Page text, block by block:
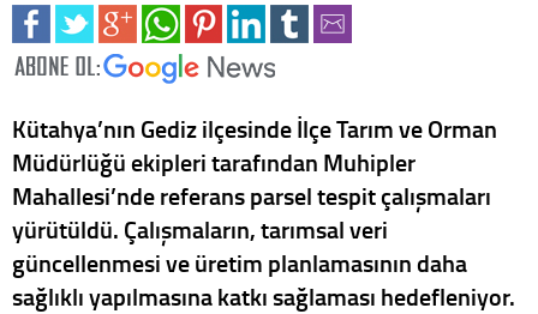
Kütahya’nın Gediz ilçesinde İlçe Tarım ve Orman
Müdürlüğü ekipleri tarafından Muhipler
Mahallesi’nde referans parsel tespit çalışmaları
yürütüldü. Çalışmaların, tarımsal veri
güncellenmesi ve üretim planlamasının daha
sağlıklı yapılmasına katkı sağlaması hedefleniyor.